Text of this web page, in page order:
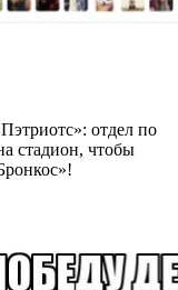
отдел по
стадион, чтобы